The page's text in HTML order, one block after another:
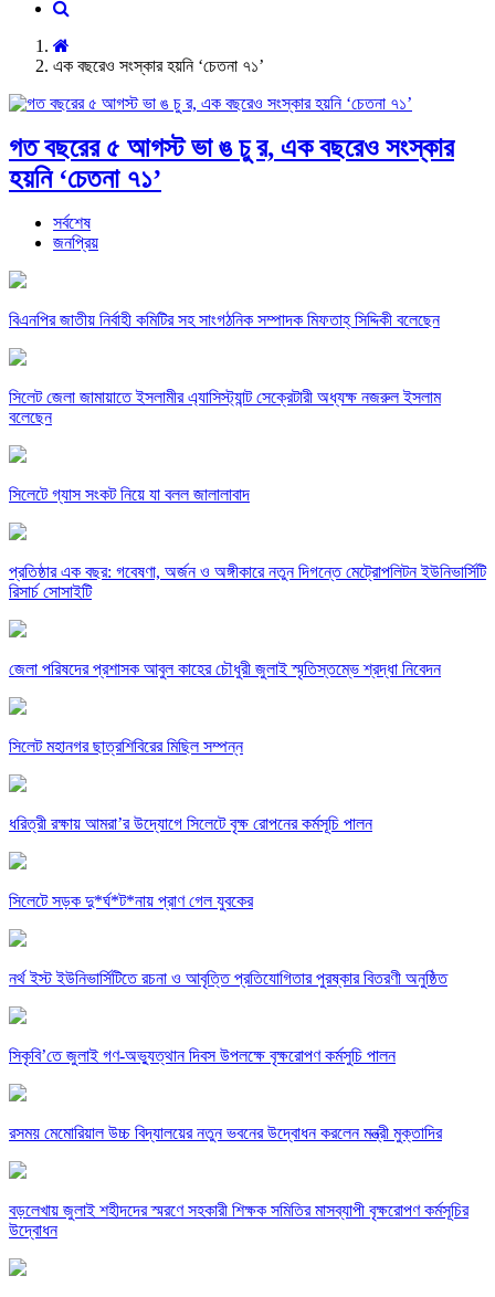
এক বছরেও সংস্কার হয়নি ‘চেতনা ৭১’
গত বছরের ৫ আগস্ট ভা ঙ চু র, এক বছরেও সংস্কার
হয়নি ‘চেতনা ৭১’
সর্বশেষ
জনপ্রিয়
বিএনপির জাতীয় নির্বাহী কমিটির সহ সাংগঠনিক সম্পাদক মিফতাহ্ সিদ্দিকী বলেছেন
সিলেট জেলা জামায়াতে ইসলামীর এ্যাসিস্ট্যান্ট সেক্রেটারী অধ্যক্ষ নজরুল ইসলাম
বলেছেন
সিলেটে গ্যাস সংকট নিয়ে যা বলল জালালাবাদ
প্রতিষ্ঠার এক বছর: গবেষণা, অর্জন ও অঙ্গীকারে নতুন দিগন্তে মেট্রোপলিটন ইউনিভার্সিটি
রিসার্চ সোসাইটি
জেলা পরিষদের প্রশাসক আবুল কাহের চৌধুরী জুলাই স্মৃতিস্তম্ভে শ্রদ্ধা নিবেদন
সিলেট মহানগর ছাত্রশিবিরের মিছিল সম্পন্ন
ধরিত্রী রক্ষায় আমরা’র উদ্যোগে সিলেটে বৃক্ষ রোপনের কর্মসূচি পালন
সিলেটে সড়ক দু*র্ঘ*ট*নায় প্রাণ গেল যুবকের
নর্থ ইস্ট ইউনিভার্সিটিতে রচনা ও আবৃত্তি প্রতিযোগিতার পুরষ্কার বিতরণী অনুষ্ঠিত
সিকৃবি’তে জুলাই গণ-অভ্যুত্থান দিবস উপলক্ষে বৃক্ষরোপণ কর্মসুচি পালন
রসময় মেমোরিয়াল উচ্চ বিদ্যালয়ের নতুন ভবনের উদ্বোধন করলেন মন্ত্রী মুক্তাদির
বড়লেখায় জুলাই শহীদদের স্মরণে সহকারী শিক্ষক সমিতির মাসব্যাপী বৃক্ষরোপণ কর্মসূচির
উদ্বোধন